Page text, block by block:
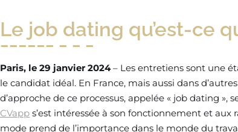
Le job dating qu’est-ce
Paris, le 29 janvier 2024– Les entretiens sont une
le candidat idéal. En France, mais aussi dans
d’approche de ce processus, appelée « job dating »,
CVapp s’est intéressée à son fonctionnement et aux
mode prend de l’importance dans le monde du